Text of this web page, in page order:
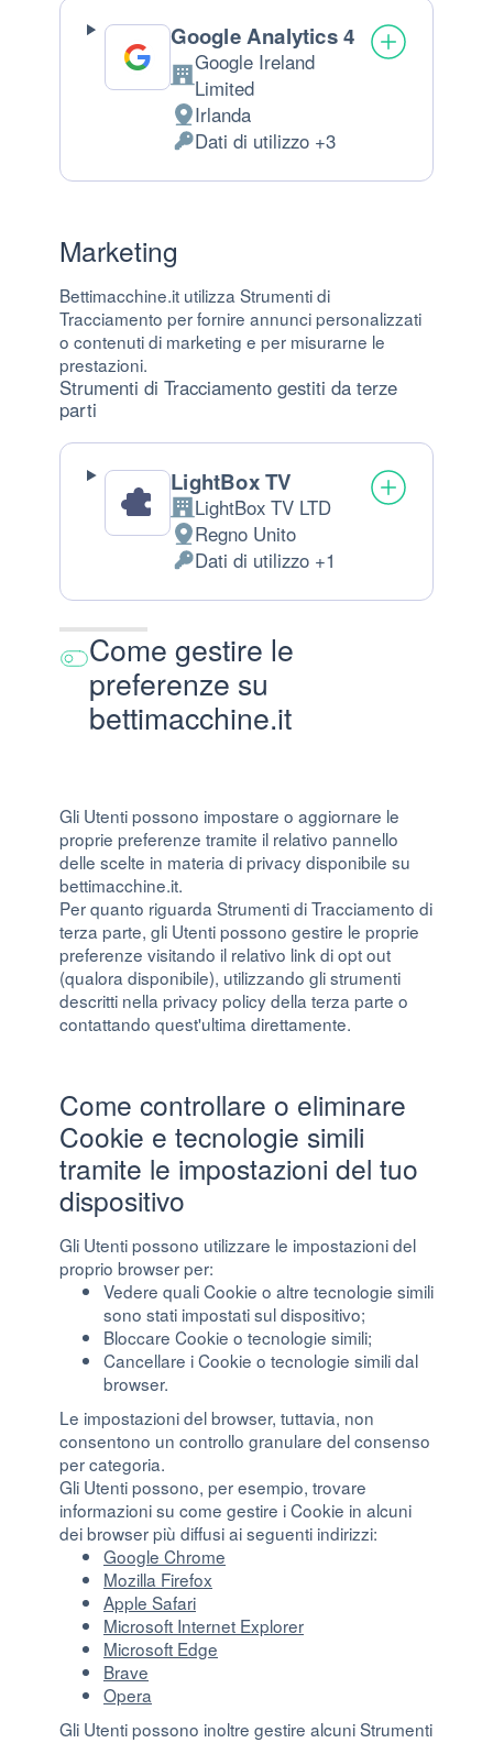
Google Analytics 4
Azienda:
Google Ireland
Limited
Luogo del trattamento:
Irlanda
Dati Personali trattati:
Dati di utilizzo +3
Marketing
Bettimacchine.it utilizza Strumenti di
Tracciamento per fornire annunci personalizzati
o contenuti di marketing e per misurarne le
prestazioni.
Strumenti di Tracciamento gestiti da terze
parti
LightBox TV
Azienda:
LightBox TV LTD
Luogo del trattamento:
Regno Unito
Dati Personali trattati:
Dati di utilizzo +1
Come gestire le
preferenze su
bettimacchine.it
Gli Utenti possono impostare o aggiornare le
proprie preferenze tramite il relativo pannello
delle scelte in materia di privacy disponibile su
bettimacchine.it.
Per quanto riguarda Strumenti di Tracciamento di
terza parte, gli Utenti possono gestire le proprie
preferenze visitando il relativo link di opt out
(qualora disponibile), utilizzando gli strumenti
descritti nella privacy policy della terza parte o
contattando quest'ultima direttamente.
Come controllare o eliminare
Cookie e tecnologie simili
tramite le impostazioni del tuo
dispositivo
Gli Utenti possono utilizzare le impostazioni del
proprio browser per:
Vedere quali Cookie o altre tecnologie simili
sono stati impostati sul dispositivo;
Bloccare Cookie o tecnologie simili;
Cancellare i Cookie o tecnologie simili dal
browser.
Le impostazioni del browser, tuttavia, non
consentono un controllo granulare del consenso
per categoria.
Gli Utenti possono, per esempio, trovare
informazioni su come gestire i Cookie in alcuni
dei browser più diffusi ai seguenti indirizzi:
Google Chrome
Mozilla Firefox
Apple Safari
Microsoft Internet Explorer
Microsoft Edge
Brave
Opera
Gli Utenti possono inoltre gestire alcuni Strumenti